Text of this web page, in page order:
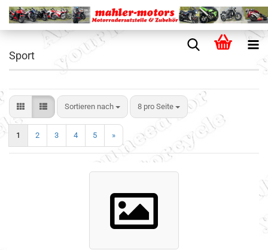
Sport
Sortieren nach 8 pro Seite
1 2 3 4 5 »